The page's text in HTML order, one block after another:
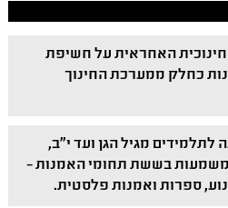
האחראית על חשיפת
כחלק ממערכת החינוך
מגיל הגן ועד י"ב,
משמעות בששת תחומי האמנות –
ספרות ואמנות פלסטית.